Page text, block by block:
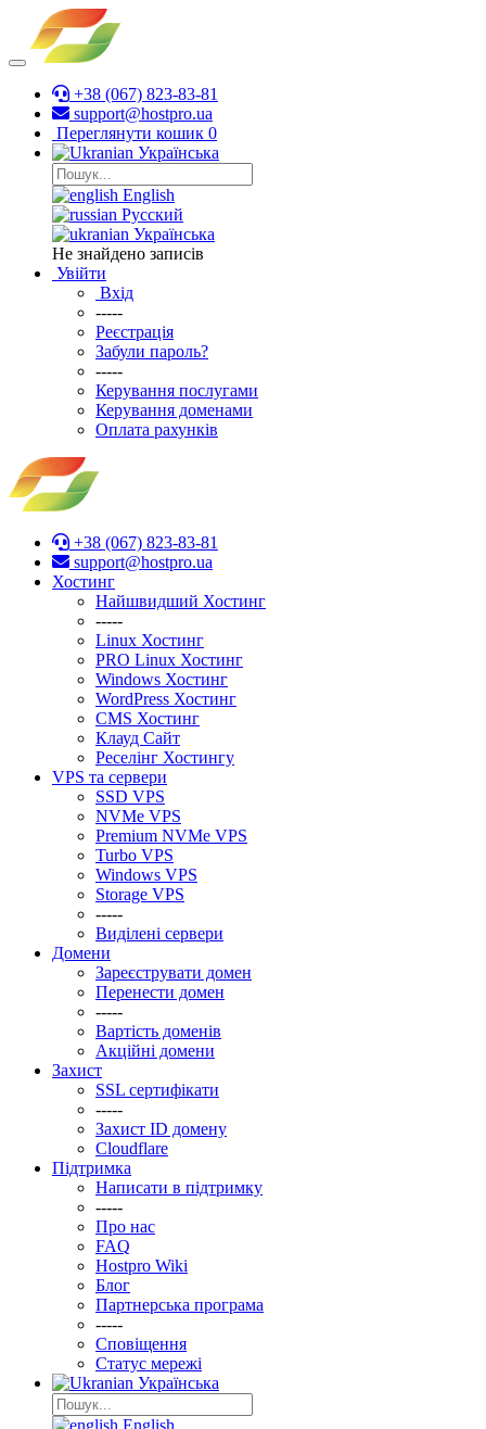
+38 (067) 823-83-81
support@hostpro.ua
Переглянути кошик 0
Українська
English
Русский
Українська
Не знайдено записів
Увійти
Вхід
-----
Реєстрація
Забули пароль?
-----
Керування послугами
Керування доменами
Оплата рахунків
+38 (067) 823-83-81
support@hostpro.ua
Хостинг
Найшвидший Хостинг
-----
Linux Хостинг
PRO Linux Хостинг
Windows Хостинг
WordPress Хостинг
CMS Хостинг
Клауд Сайт
Реселінг Хостингу
VPS та сервери
SSD VPS
NVMe VPS
Premium NVMe VPS
Turbo VPS
Windows VPS
Stоrage VPS
-----
Виділені сервери
Домени
Зареєструвати домен
Перенести домен
-----
Вартість доменів
Акційні домени
Захист
SSL сертифікати
-----
Захист ID домену
Clоudflare
Підтримка
Написати в підтримку
-----
Про нас
FAQ
Hostpro Wiki
Блог
Партнерська програма
-----
Сповіщення
Статус мережі
Українська
English